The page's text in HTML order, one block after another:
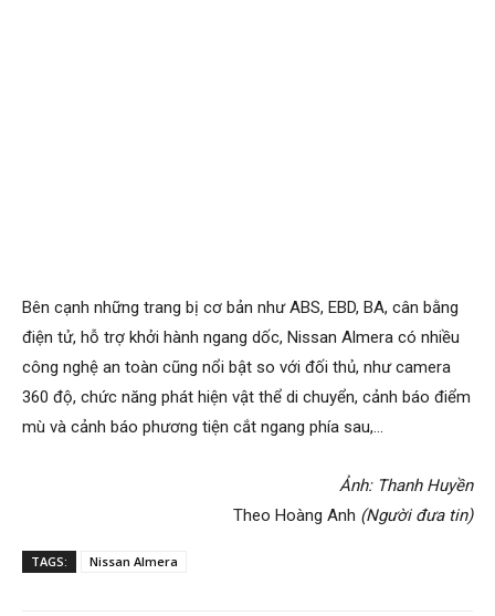
Bên cạnh những trang bị cơ bản như ABS, EBD, BA, cân bằng
điện tử, hỗ trợ khởi hành ngang dốc, Nissan Almera có nhiều
công nghệ an toàn cũng nổi bật so với đối thủ, như camera
360 độ, chức năng phát hiện vật thể di chuyển, cảnh báo điểm
mù và cảnh báo phương tiện cắt ngang phía sau,…
Ảnh: Thanh Huyền
Theo Hoàng Anh (Người đưa tin)
TAGS: Nissan Almera